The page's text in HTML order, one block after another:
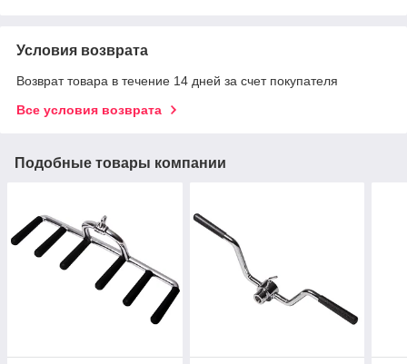
Условия возврата
Возврат товара в течение 14 дней за счет покупателя
Все условия возврата
Подобные товары компании